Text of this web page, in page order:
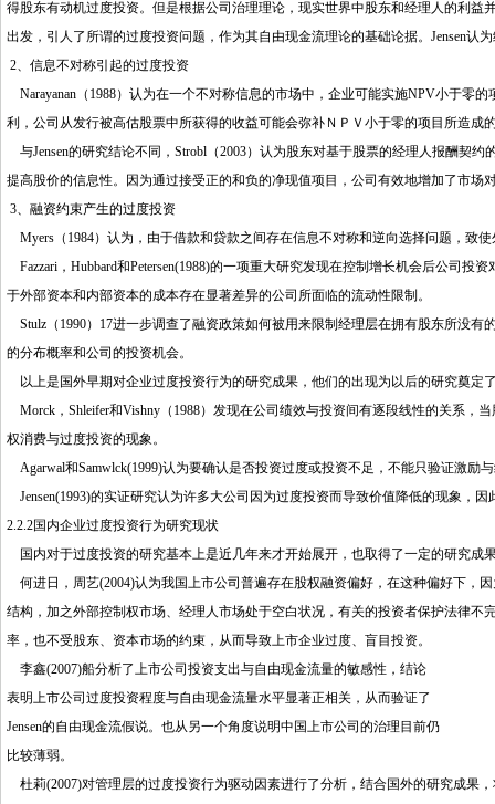
得股东有动机过度投资。但是根据公司治理理论，现实世界中股东和经理人的利益
出发，引人了所谓的过度投资问题，作为其自由现金流理论的基础论据。Jensen
2、信息不对称引起的过度投资
Narayanan（1988）认为在一个不对称信息的市场中，企业可能实施NPV小于零
利，公司从发行被高估股票中所获得的收益可能会弥补ＮＰＶ小于零的项目所造成
与Jensen的研究结论不同，Strobl（2003）认为股东对基于股票的经理人报酬契
提高股价的信息性。因为通过接受正的和负的净现值项目，公司有效地增加了市
3、融资约束产生的过度投资
Myers（1984）认为，由于借款和贷款之间存在信息不对称和逆向选择问题，致
Fazzari，Hubbard和Petersen(1988)的一项重大研究发现在控制增长机会后公司
于外部资本和内部资本的成本存在显著差异的公司所面临的流动性限制。
Stulz（1990）17进一步调查了融资政策如何被用来限制经理层在拥有股东所没
的分布概率和公司的投资机会。
以上是国外早期对企业过度投资行为的研究成果，他们的出现为以后的研究奠定
Morck，Shleifer和Vishny（1988）发现在公司绩效与投资间有逐段线性的关系，
权消费与过度投资的现象。
Agarwal和Samwlck(1999)认为要确认是否投资过度或投资不足，不能只验证激
Jensen(1993)的实证研究认为许多大公司因为过度投资而导致价值降低的现象，
2.2.2国内企业过度投资行为研究现状
国内对于过度投资的研究基本上是近几年来才开始展开，也取得了一定的研究成
何进日，周艺(2004)认为我国上市公司普遍存在股权融资偏好，在这种偏好下，
结构，加之外部控制权市场、经理人市场处于空白状况，有关的投资者保护法律
率，也不受股东、资本市场的约束，从而导致上市企业过度、盲目投资。
李鑫(2007)船分析了上市公司投资支出与自由现金流量的敏感性，结论
表明上市公司过度投资程度与自由现金流量水平显著正相关，从而验证了
Jensen的自由现金流假说。也从另一个角度说明中国上市公司的治理目前仍
比较薄弱。
杜莉(2007)对管理层的过度投资行为驱动因素进行了分析，结合国外的研究成果